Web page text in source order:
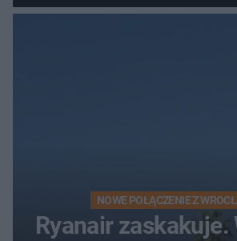
nowej
NOWE POŁĄCZENIE Z
Ryanair zaskakuje.